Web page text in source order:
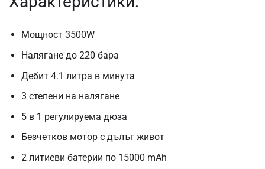
Мощност 3500W
Налягане до 220 бара
Дебит 4.1 литра в минута
3 степени на налягане
5 в 1 регулируема дюза
Безчетков мотор с дълъг живот
2 литиеви батерии по 15000 mAh